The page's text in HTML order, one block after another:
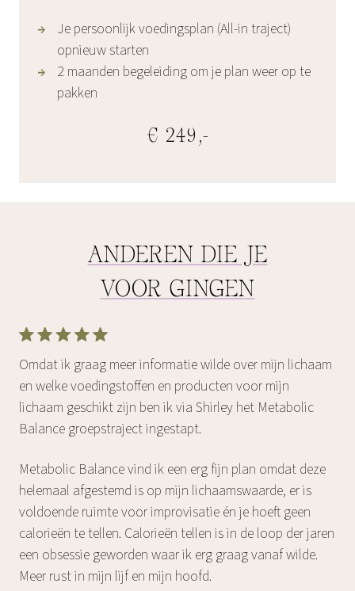
Je persoonlijk voedingsplan (All-in traject)
opnieuw starten
2 maanden begeleiding om je plan weer op te
pakken
€ 249,-
ANDEREN DIE JE
VOOR GINGEN
Omdat ik graag meer informatie wilde over mijn lichaam
en welke voedingstoffen en producten voor mijn
lichaam geschikt zijn ben ik via Shirley het Metabolic
Balance groepstraject ingestapt.
Metabolic Balance vind ik een erg fijn plan omdat deze
helemaal afgestemd is op mijn lichaamswaarde, er is
voldoende ruimte voor improvisatie én je hoeft geen
calorieën te tellen. Calorieën tellen is in de loop der jaren
een obsessie geworden waar ik erg graag vanaf wilde.
Meer rust in mijn lijf en mijn hoofd.